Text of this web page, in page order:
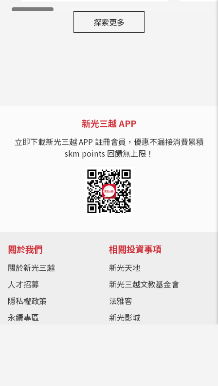
探索更多
新光三越 APP
立即下載新光三越 APP 註冊會員，優惠不漏接消費累積
skm points 回饋無上限！
關於我們
關於新光三越
人才招募
隱私權政策
永續專區
相關投資事項
新光天地
新光三越文教基金會
法雅客
新光影城